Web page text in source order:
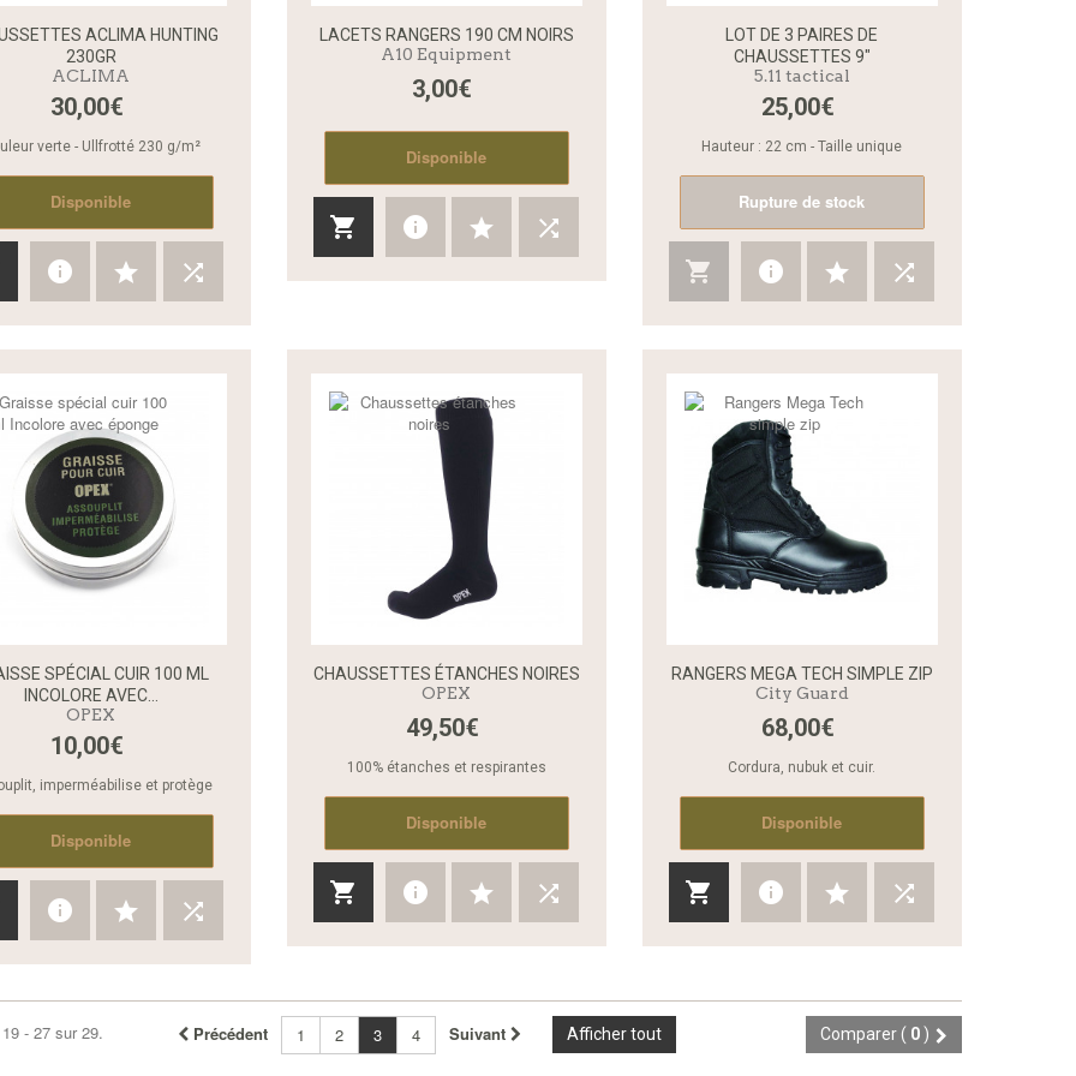
ACLIMA HUNTING
230GR
ACLIMA
30,00€
verte - Ullfrotté 230 g/m²
Disponible
LACETS RANGERS 190 CM NOIRS
A10 Equipment
3,00€
Disponible
LOT DE 3 PAIRES DE
CHAUSSETTES 9"
5.11 tactical
25,00€
Hauteur : 22 cm - Taille unique
Rupture de stock
SPÉCIAL CUIR 100 ML
INCOLORE AVEC...
OPEX
10,00€
imperméabilise et protège
Disponible
CHAUSSETTES ÉTANCHES NOIRES
OPEX
49,50€
100% étanches et respirantes
Disponible
RANGERS MEGA TECH SIMPLE ZIP
City Guard
68,00€
Cordura, nubuk et cuir.
Disponible
Comparer ( 0 )
Afficher tout
Précédent 1 2 3 4 Suivant
- 27 sur 29.